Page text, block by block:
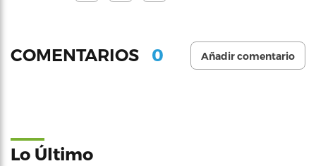
COMENTARIOS 0 Añadir comentario
Lo Último